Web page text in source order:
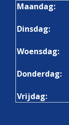
Maandag:
Dinsdag:
Woensdag:
Donderdag:
Vrijdag: